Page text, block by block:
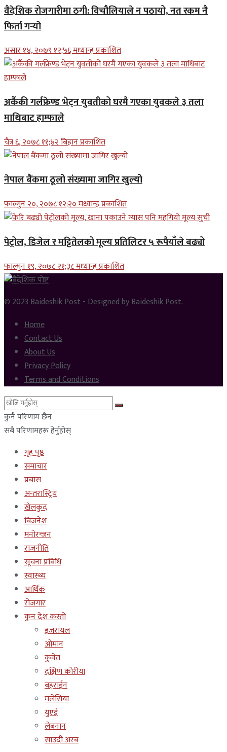
वैदेशिक रोजगारीमा ठगी: विचौलियाले न पठायो, नत रकम नै
फिर्ता गर्‍यो
असार १४, २०७९ १२;५६ मध्यान्ह प्रकाशित
अर्कैकी गर्लफ्रेण्ड भेट्न युवतीको घरमै गएका युवकले ३ तला
माथिबाट हाम्फाले
चैत्र ६, २०७८ ११;४२ बिहान प्रकाशित
नेपाल बैंकमा ठूलो संख्यामा जागिर खुल्यो
फाल्गुन २०, २०७८ १२;२० मध्यान्ह प्रकाशित
पेट्रोल, डिजेल र मट्टितेलको मूल्य प्रतिलिटर ५ रूपैयाँले बढ्यो
फाल्गुन १९, २०७८ २१;३८ मध्यान्ह प्रकाशित
© 2023Baideshik Post- Designed byBaideshik Post.
Home
Contact Us
About Us
Privacy Policy
Terms and Conditions
कुनै परिणाम छैन
सबै परिणामहरू हेर्नुहोस्
गृह पृष्ठ
समाचार
प्रबास
अन्तरास्ट्रिय
खेलकुद
बिजनेश
मनोरन्जन
राजनीति
सूचना प्रबिधि
स्वास्थ्य
आर्थिक
रोजगार
कुन देश कस्तो
इजरायल
ओमान
कुवेत
दक्षिण कोरीया
बहराईन
मलेसिया
युएई
लेबनान
साउदी अरब